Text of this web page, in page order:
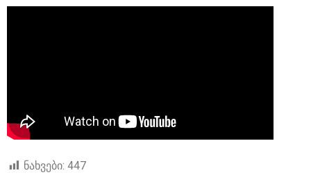
ნახვები: 447